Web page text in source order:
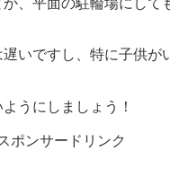
いですし、特に子供が
うにしましょう！
ポンサードリンク